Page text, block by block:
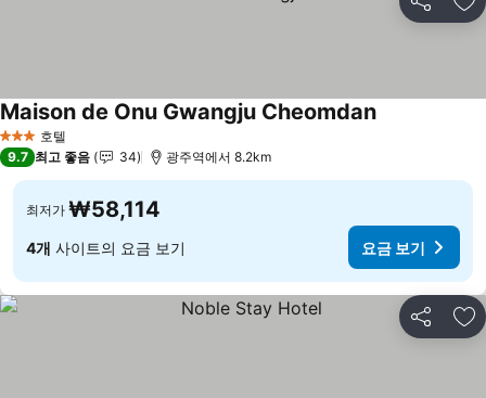
공유 즐
3 성급 호텔
Maison de Onu Gwangju Cheomdan요금 보기
9.7 최고 좋음 34 광주역에서 8.2km
최저가 ₩58,114
4개 사이트의 요금 보기 요금 보기
공유 즐